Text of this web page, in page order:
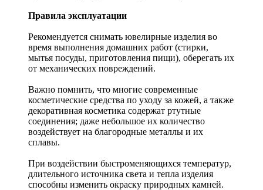
Правила эксплуатации
Рекомендуется снимать ювелирные изделия во
время выполнения домашних работ (стирки,
мытья посуды, приготовления пищи), оберегать их
от механических повреждений.
Важно помнить, что многие современные
косметические средства по уходу за кожей, а также
декоративная косметика содержат ртутные
соединения; даже небольшое их количество
воздействует на благородные металлы и их
сплавы.
При воздействии быстроменяющихся температур,
длительного источника света и тепла изделия
способны изменить окраску природных камней.